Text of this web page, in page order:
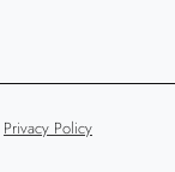
Privacy Policy